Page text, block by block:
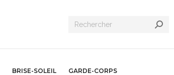
Recherche
BRISE-SOLEIL GARDE-CORPS